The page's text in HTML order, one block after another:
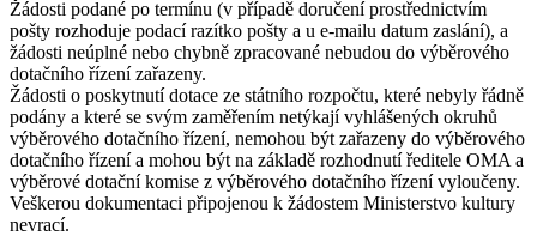
Žádosti podané po termínu (v případě doručení prostřednictvím
pošty rozhoduje podací razítko pošty a u e-mailu datum zaslání), a
žádosti neúplné nebo chybně zpracované nebudou do výběrového
dotačního řízení zařazeny.
Žádosti o poskytnutí dotace ze státního rozpočtu, které nebyly řádně
podány a které se svým zaměřením netýkají vyhlášených okruhů
výběrového dotačního řízení, nemohou být zařazeny do výběrového
dotačního řízení a mohou být na základě rozhodnutí ředitele OMA a
výběrové dotační komise z výběrového dotačního řízení vyloučeny.
Veškerou dokumentaci připojenou k žádostem Ministerstvo kultury
nevrací.